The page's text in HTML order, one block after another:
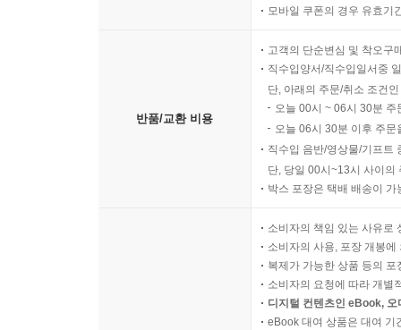
모바일 쿠폰의 경우 유효기
반품/교환 비용
고객의 단순변심 및 착오구
직수입양서/직수입일서중
단, 아래의 주문/취소 조건
오늘 00시 ~ 06시 30분
오늘 06시 30분 이후 주
직수입 음반/영상물/기프트
단, 당일 00시~13시 사이의
박스 포장은 택배 배송이
소비자의 책임 있는 사유로
소비자의 사용, 포장 개봉
복제가 가능한 상품 등의
소비자의 요청에 따라 개별
디지털 컨텐츠인 eBook,
eBook 대여 상품은 대여 기